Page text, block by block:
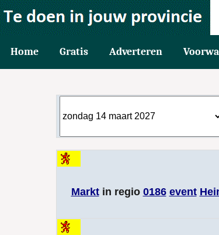
Home Gratis Adverteren
Marktin regio 0186 event